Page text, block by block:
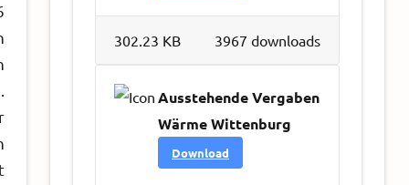
3967 downloads
302.23 KB
Ausstehende Vergaben
Wärme Wittenburg
Download